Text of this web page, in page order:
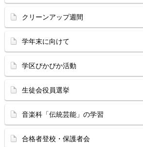
クリーンアップ週間
学年末に向けて
学区ぴかぴか活動
生徒会役員選挙
音楽科「伝統芸能」の学習
合格者登校・保護者会